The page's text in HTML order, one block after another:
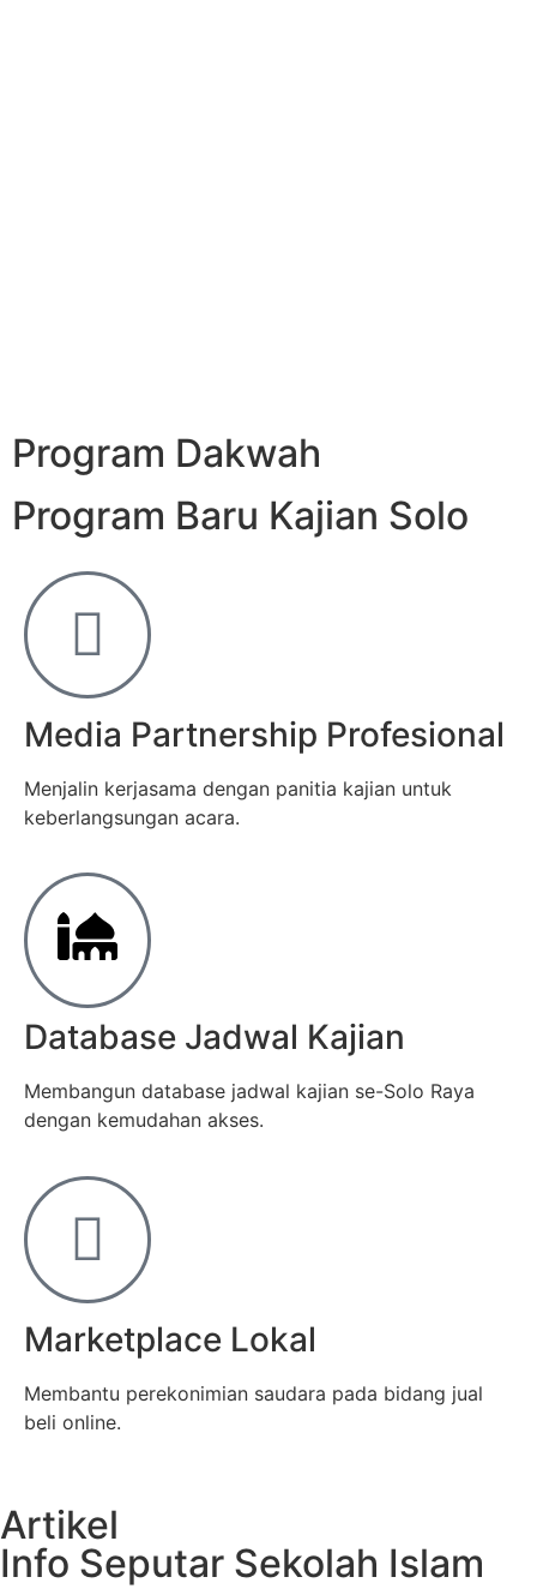
Program Dakwah
Program Baru Kajian Solo
Media Partnership Profesional
Menjalin kerjasama dengan panitia kajian untuk
keberlangsungan acara.
Database Jadwal Kajian
Membangun database jadwal kajian se-Solo Raya
dengan kemudahan akses.
Marketplace Lokal
Membantu perekonimian saudara pada bidang jual
beli online.
Artikel
Info Seputar Sekolah Islam